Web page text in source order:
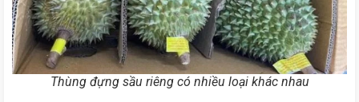
Thùng đựng sầu riêng có nhiều loại khác nhau